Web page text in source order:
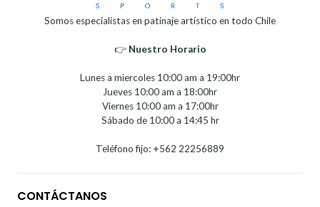
Somos especialistas en patinaje artístico en todo Chile
👉 Nuestro Horario⁣⁣
Lunes a miercoles 10:00 am a 19:00hr
Jueves 10:00 am a 18:00hr
Viernes 10:00 am a 17:00hr
Sábado de 10:00 a 14:45 hr
Teléfono fijo: +562 22256889
CONTÁCTANOS